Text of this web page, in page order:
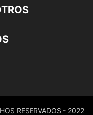
RESERVADOS - 2022